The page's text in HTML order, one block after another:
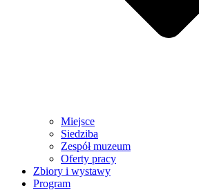
Miejsce
Siedziba
Zespół muzeum
Oferty pracy
Zbiory i wystawy
Program